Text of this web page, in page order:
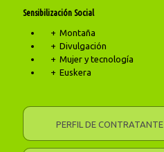
Sensibilización Social
Montaña
Divulgación
Mujer y tecnología
Euskera
PERFIL DE CONTRATANTE